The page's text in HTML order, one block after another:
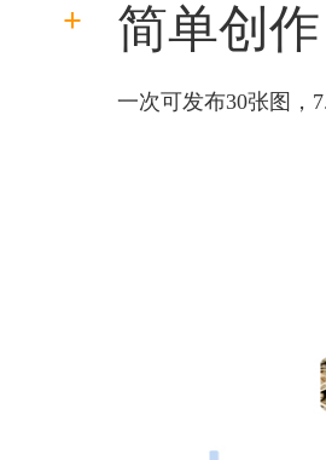
简单创
一次可发布30张图，